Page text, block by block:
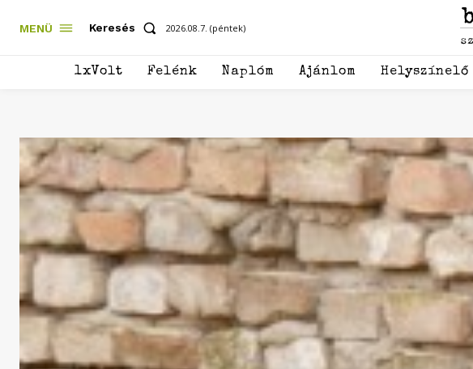
MENÜ Keresés 2026.08.7. (péntek)
1xVolt Felénk Naplóm Ajánlom Helyszínelő